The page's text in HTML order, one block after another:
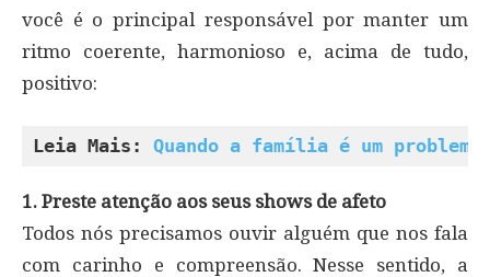
você é o principal responsável por manter um
ritmo coerente, harmonioso e, acima de tudo,
positivo:
Leia Mais: Quando a família é um problema
1. Preste atenção aos seus shows de afeto
Todos nós precisamos ouvir alguém que nos fala
com carinho e compreensão. Nesse sentido, a